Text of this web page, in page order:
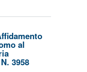
al
3958